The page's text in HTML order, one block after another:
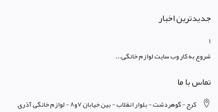
جدیدترین اخبار
1
شروع به کار وب سایت لوازم خانگی...
تماس با ما
کرج - گوهردشت - بلوار انقلاب - بین خیابان 7و8 - لوازم خانگی آذری